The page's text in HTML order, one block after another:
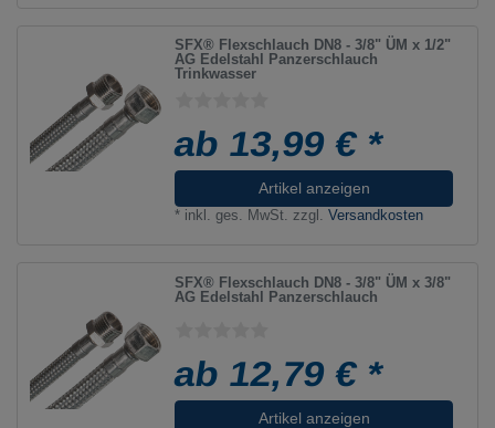
SFX® Flexschlauch DN8 - 3/8" ÜM x 1/2"
AG Edelstahl Panzerschlauch
Trinkwasser
ab 13,99 € *
Artikel anzeigen
* inkl. ges. MwSt. zzgl.Versandkosten
SFX® Flexschlauch DN8 - 3/8" ÜM x 3/8"
AG Edelstahl Panzerschlauch
ab 12,79 € *
Artikel anzeigen